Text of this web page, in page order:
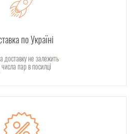
по Україні
доставку не залежить
числа пар в посилці